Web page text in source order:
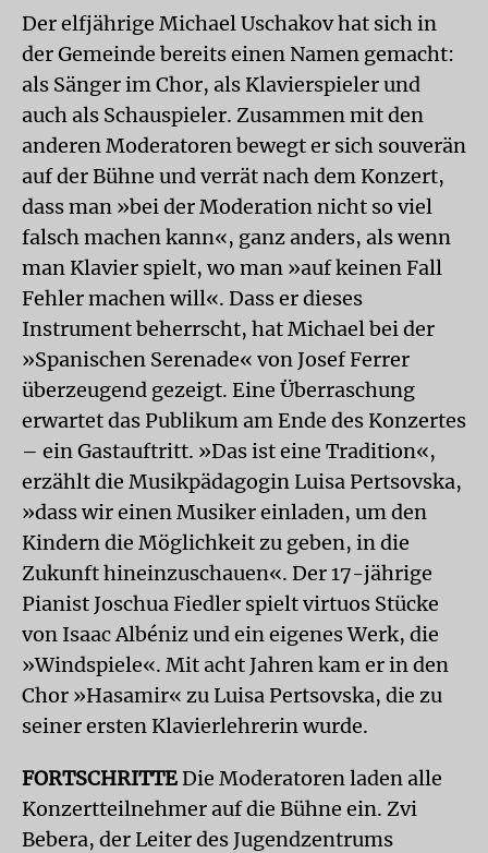
Der elfjährige Michael Uschakov hat sich in
der Gemeinde bereits einen Namen gemacht:
als Sänger im Chor, als Klavierspieler und
auch als Schauspieler. Zusammen mit den
anderen Moderatoren bewegt er sich souverän
auf der Bühne und verrät nach dem Konzert,
dass man »bei der Moderation nicht so viel
falsch machen kann«, ganz anders, als wenn
man Klavier spielt, wo man »auf keinen Fall
Fehler machen will«. Dass er dieses
Instrument beherrscht, hat Michael bei der
»Spanischen Serenade« von Josef Ferrer
überzeugend gezeigt. Eine Überraschung
erwartet das Publikum am Ende des Konzertes
– ein Gastauftritt. »Das ist eine Tradition«,
erzählt die Musikpädagogin Luisa Pertsovska,
»dass wir einen Musiker einladen, um den
Kindern die Möglichkeit zu geben, in die
Zukunft hineinzuschauen«. Der 17-jährige
Pianist Joschua Fiedler spielt virtuos Stücke
von Isaac Albéniz und ein eigenes Werk, die
»Windspiele«. Mit acht Jahren kam er in den
Chor »Hasamir« zu Luisa Pertsovska, die zu
seiner ersten Klavierlehrerin wurde.
FORTSCHRITTEDie Moderatoren laden alle
Konzertteilnehmer auf die Bühne ein. Zvi
Bebera, der Leiter des Jugendzentrums